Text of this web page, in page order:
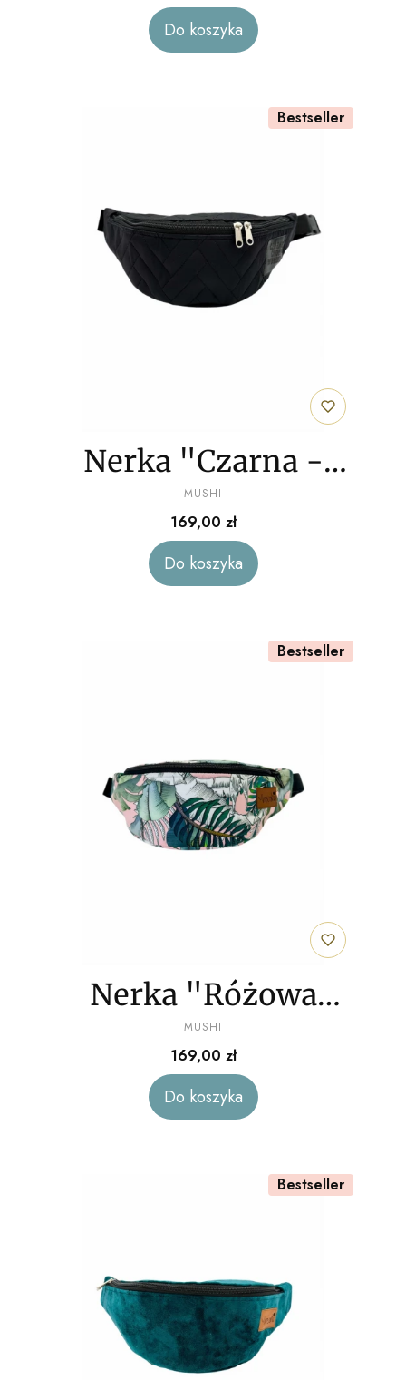
Do koszyka
Bestseller
Nerka "Czarna -
pikowana w
jodełkę"
PRODUCENT
MUSHI
Cena
169,00 zł
Do koszyka
Bestseller
Nerka "Różowa
dżungla" welur
PRODUCENT
MUSHI
Cena
169,00 zł
Do koszyka
Bestseller